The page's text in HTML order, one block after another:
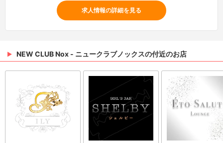
求人情報の詳細を見る
NEW CLUB Nox - ニュークラブノックスの付近のお店